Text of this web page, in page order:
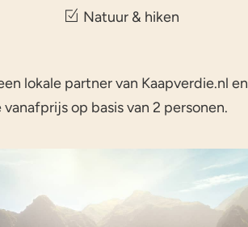
Natuur & hiken
lokale partner van Kaapverdie.nl en
op basis van 2 personen.